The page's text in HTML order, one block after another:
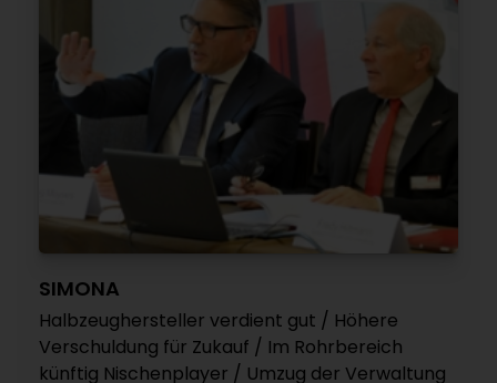
SIMONA
Halbzeughersteller verdient gut / Höhere
Verschuldung für Zukauf / Im Rohrbereich
künftig Nischenplayer / Umzug der Verwaltung